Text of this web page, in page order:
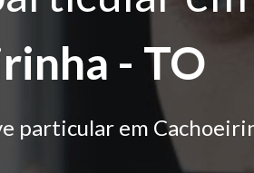
- TO
particular em